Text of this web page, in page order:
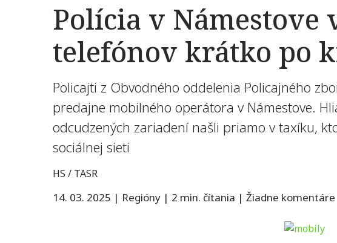
Polícia v
telefónov krátko po
Policajti z Obvodného oddelenia Policajného
predajne mobilného operátora v Námestove.
odcudzených zariadení našli priamo v taxíku,
sociálnej sieti
HS / TASR
14. 03. 2025 | Regióny | 2 min. čítania | Žiadne komentáre